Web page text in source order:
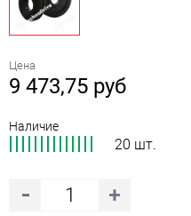
Цена
9 473,75 руб
Наличие
20 шт.